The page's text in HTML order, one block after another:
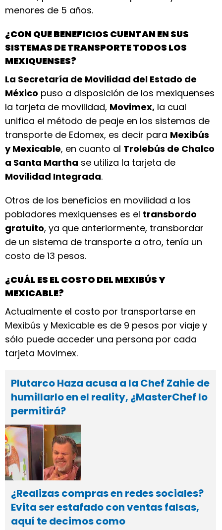
menores de 5 años.
¿CON QUE BENEFICIOS CUENTAN EN SUS
SISTEMAS DE TRANSPORTE TODOS LOS
MEXIQUENSES?
La Secretaría de Movilidad del Estado de
México puso a disposición de los mexiquenses
la tarjeta de movilidad, Movimex, la cual
unifica el método de peaje en los sistemas de
transporte de Edomex, es decir para Mexibús
y Mexicable, en cuanto al Trolebús de Chalco
a Santa Martha se utiliza la tarjeta de
Movilidad Integrada.
Otros de los beneficios en movilidad a los
pobladores mexiquenses es el transbordo
gratuito, ya que anteriormente, transbordar
de un sistema de transporte a otro, tenía un
costo de 13 pesos.
¿CUÁL ES EL COSTO DEL MEXIBÚS Y
MEXICABLE?
Actualmente el costo por transportarse en
Mexibús y Mexicable es de 9 pesos por viaje y
sólo puede acceder una persona por cada
tarjeta Movimex.
Plutarco Haza acusa a la Chef Zahie de
humillarlo en el reality, ¿MasterChef lo
permitirá?
¿Realizas compras en redes sociales?
Evita ser estafado con ventas falsas,
aquí te decimos como